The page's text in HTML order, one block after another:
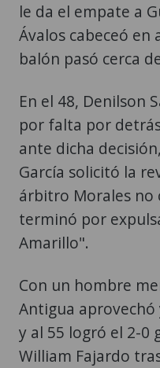
le da el empate a
Ávalos cabeceó en
balón pasó cerca
En el 48, Denilson
por falta por
ante dicha
García solicitó la
árbitro Morales no
terminó por
Amarillo".
Con un hombre
Antigua
y al 55 logró el 2-0
William Fajardo